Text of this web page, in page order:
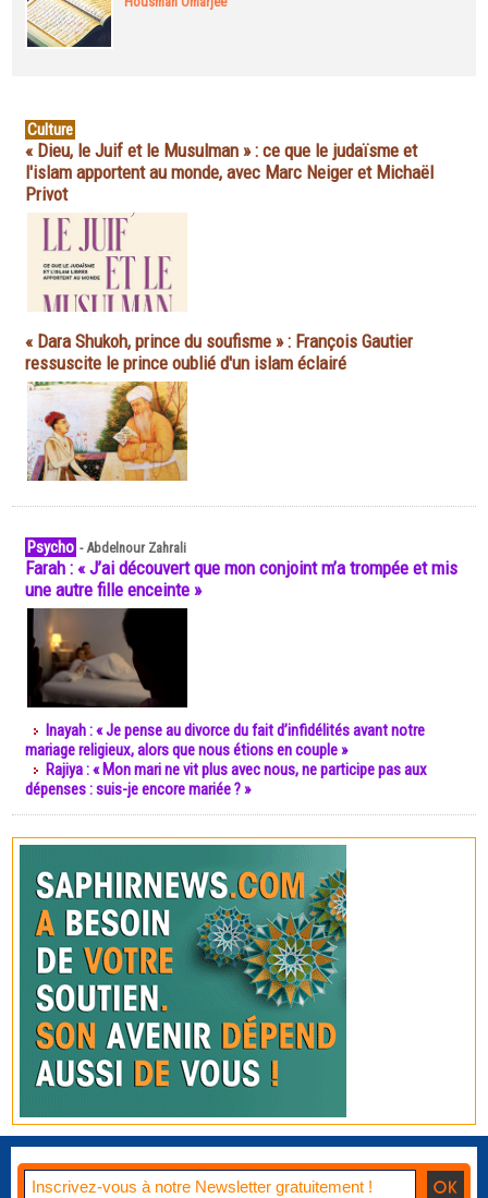
Culture
« Dieu, le Juif et le Musulman » : ce que le judaïsme et
l'islam apportent au monde, avec Marc Neiger et Michaël
Privot
« Dara Shukoh, prince du soufisme » : François Gautier
ressuscite le prince oublié d'un islam éclairé
Psycho -Abdelnour Zahrali
Farah : « J’ai découvert que mon conjoint m’a trompée et mis
une autre fille enceinte »
Inayah : « Je pense au divorce du fait d’infidélités avant notre
mariage religieux, alors que nous étions en couple »
Rajiya : « Mon mari ne vit plus avec nous, ne participe pas aux
dépenses : suis-je encore mariée ? »